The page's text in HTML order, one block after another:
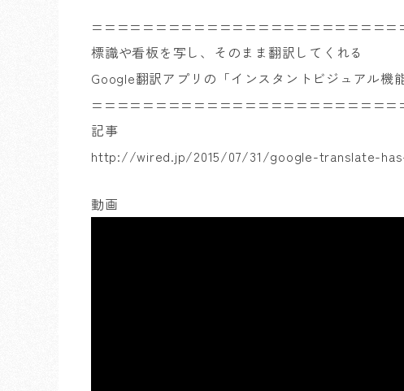
標識や看板を写し、そのまま翻訳してくれる
Google翻訳アプリの「インスタントビジュアル機能
記事
http://wired.jp/2015/07/31/google-translate-
動画